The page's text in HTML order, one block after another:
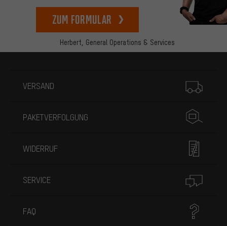
Herbert, General Operations & Services
zum Formular
VERSAND
PAKETVERFOLGUNG
WIDERRUF
SERVICE
FAQ